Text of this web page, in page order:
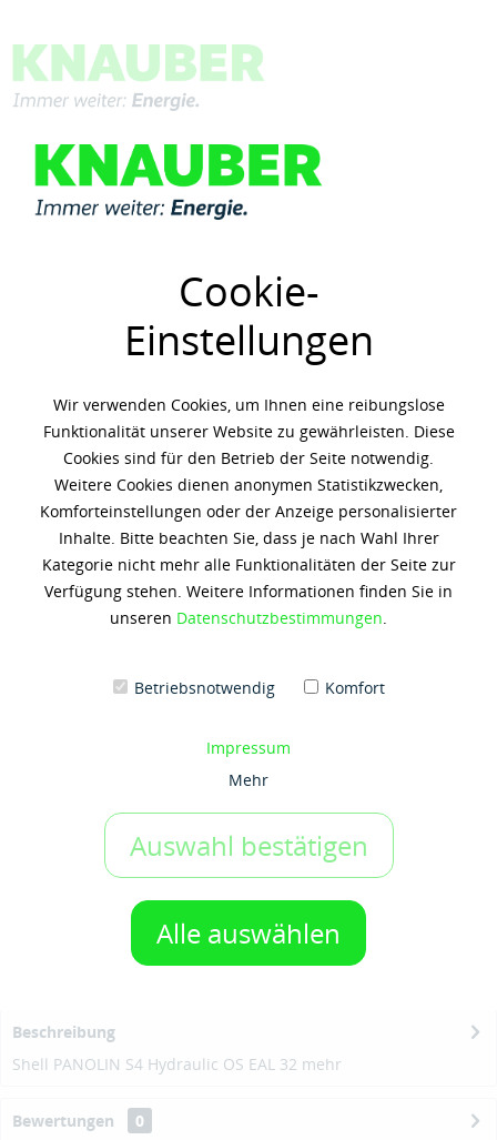
Cookie-
Einstellungen
Wir verwenden Cookies, um Ihnen eine reibungslose
Funktionalität unserer Website zu gewährleisten. Diese
Cookies sind für den Betrieb der Seite notwendig.
Weitere Cookies dienen anonymen Statistikzwecken,
Komforteinstellungen oder der Anzeige personalisierter
Inhalte. Bitte beachten Sie, dass je nach Wahl Ihrer
Kategorie nicht mehr alle Funktionalitäten der Seite zur
Verfügung stehen. Weitere Informationen finden Sie in
unseren Datenschutzbestimmungen.
Betriebsnotwendig Komfort
Impressum
Mehr
Auswahl bestätigen
Alle auswählen
Menü
Übersicht Shell PANOLIN
Shell PANOLIN S4 Hydraulic
OS EAL 32
2.661,90 € *
zzgl. 19% Umsatzsteuerzzgl. Versandkosten
190 kg-Fettfass
1 Gebinde IN DEN WARENKORB
Auf den Merkzettel
Beschreibung
Shell PANOLIN S4 Hydraulic OS EAL 32 mehr
Bewertungen
0